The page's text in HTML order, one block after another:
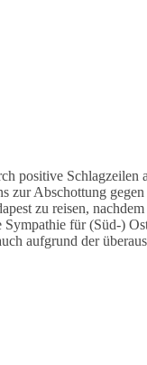
positive
zur Abschottung
zu reisen,
für (Süd-)
aufgrund der